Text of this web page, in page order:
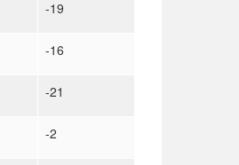
-19
-16
-21
-2